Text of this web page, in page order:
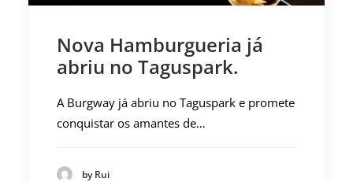
Nova Hamburgueria já
abriu no Taguspark.
A Burgway já abriu no Taguspark e promete
conquistar os amantes de…
by Rui